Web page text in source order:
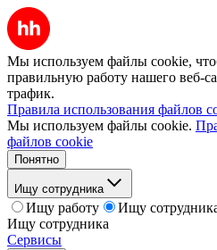
Мы используем файлы cookie,
правильную работу нашего веб-
трафик.
Правила использования файлов
Мы используем файлы cookie.
файлов cookie
Понятно
Ищу сотрудника
Ищу работу
Ищу
Ищу сотрудника
Сервисы